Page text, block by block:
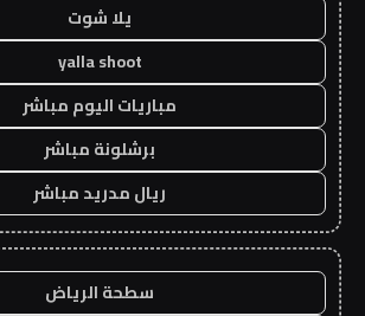
يلا شوت
yalla shoot
مباريات اليوم مباشر
برشلونة مباشر
ريال مدريد مباشر
سطحة الرياض